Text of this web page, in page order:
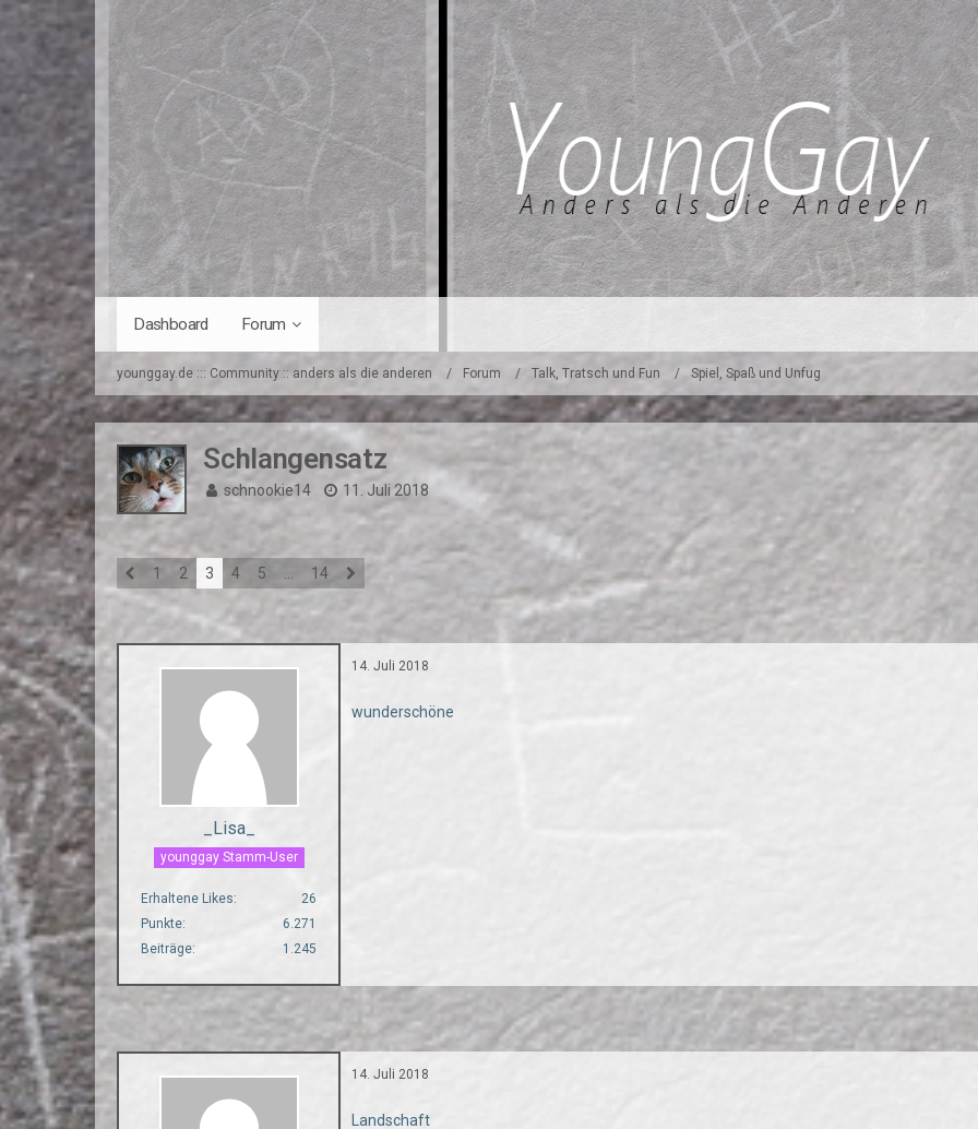
Dashboard Forum
younggay.de ::: Community :: anders als die anderen Forum Talk, Tratsch und Fun Spiel, Spaß und Unfug
Schlangensatz
schnookie14 11. Juli 2018
1 2 3 4 5 14
_Lisa_
younggay Stamm-User
Erhaltene Likes
26
Punkte
6.271
Beiträge
1.245
14. Juli 2018
wunderschöne
14. Juli 2018
Landschaft